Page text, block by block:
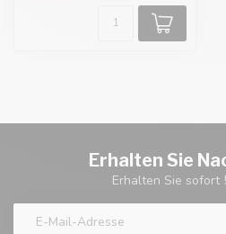
Erhalten Sie
Erhalten Sie sofort